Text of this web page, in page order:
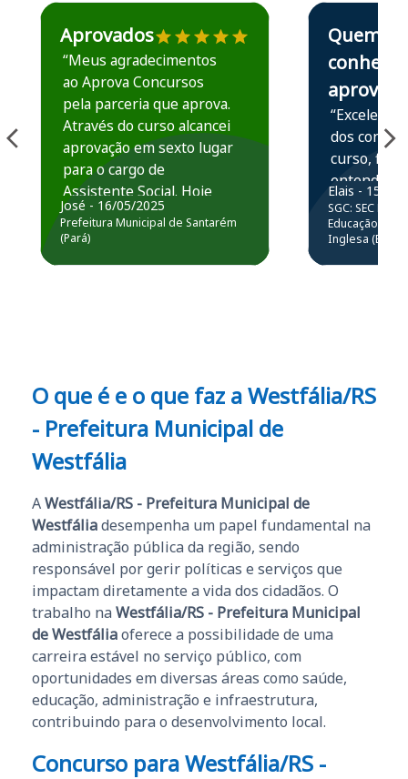
Estudante José recomenda o Aprova Concursos em
Aprovados
“Meus agradecimentos
ao Aprova Concursos
pela parceria que aprova.
Através do curso alcancei
aprovação em sexto lugar
para o cargo de
Assistente Social. Hoje
estou atuando na
Prefeitura de Santarém.
José - 16/05/2025
Prefeitura Municipal de Santarém
(Pará)
Estudante Elais
Quem
conhece,
aprova
“Excelente
dos
curso,
entender e
prática
resolução
questões.”
Elais - 15/07/
SGC: SEC BA
Educação
Inglesa (Edital
O que é e o que faz a Westfália/RS
- Prefeitura Municipal de
Westfália
AWestfália/RS - Prefeitura Municipal de
Westfáliadesempenha um papel fundamental na
administração pública da região, sendo
responsável por gerir políticas e serviços que
impactam diretamente a vida dos cidadãos. O
trabalho na Westfália/RS - Prefeitura Municipal
de Westfáliaoferece a possibilidade de uma
carreira estável no serviço público, com
oportunidades em diversas áreas como saúde,
educação, administração e infraestrutura,
contribuindo para o desenvolvimento local.
Concurso para Westfália/RS -